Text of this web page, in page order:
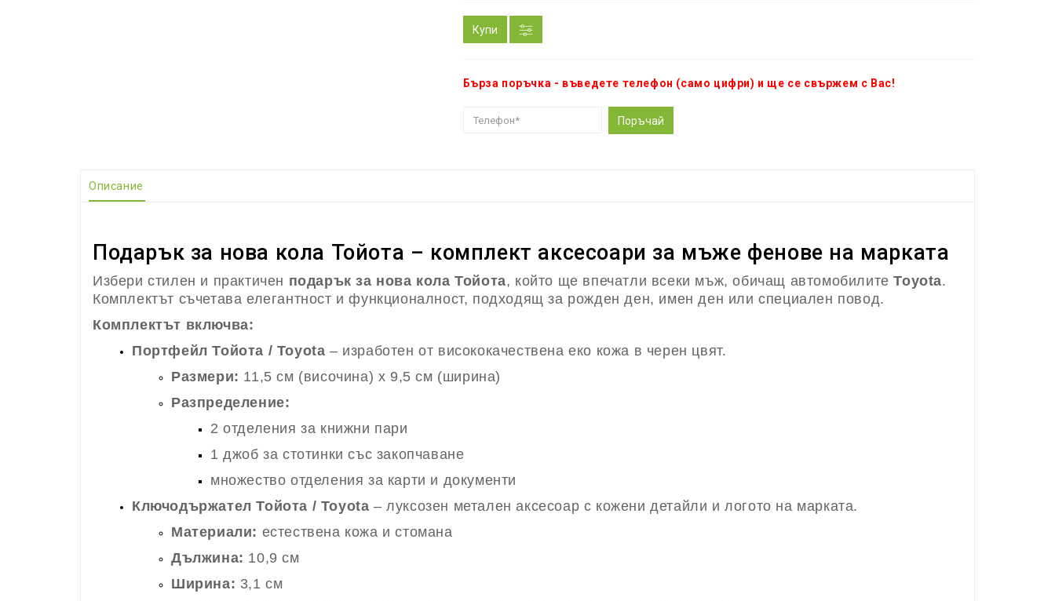
Купи
Бърза поръчка - въведете телефон (само цифри) и ще се свържем с Вас!
Поръчай
Описание
Подарък за нова кола Тойота – комплект аксесоари за мъже фенове на марката
Избери стилен и практичен подарък за нова кола Тойота, който ще впечатли всеки мъж, обичащ автомобилитеToyota.
Комплектът съчетава елегантност и функционалност, подходящ за рожден ден, имен ден или специален повод.
Комплектът включва:
Портфейл Тойота / Toyota – изработен от висококачествена еко кожа в черен цвят.
Размери: 11,5 см (височина) х 9,5 см (ширина)
Разпределение:
2 отделения за книжни пари
1 джоб за стотинки със закопчаване
множество отделения за карти и документи
Ключодържател Тойота / Toyota – луксозен метален аксесоар с кожени детайли и логото на марката.
Материали: естествена кожа и стомана
Дължина: 10,9 см
Ширина: 3,1 см